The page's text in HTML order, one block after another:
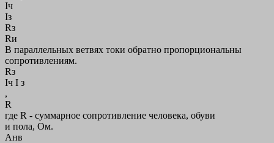
Iч
Iз
Rз
Rи
В параллельных ветвях токи обратно пропорциональны
сопротивлениям.
Rз
Iч I з
,
R
где R - суммарное сопротивление человека, обуви
и пола, Ом.
Анв